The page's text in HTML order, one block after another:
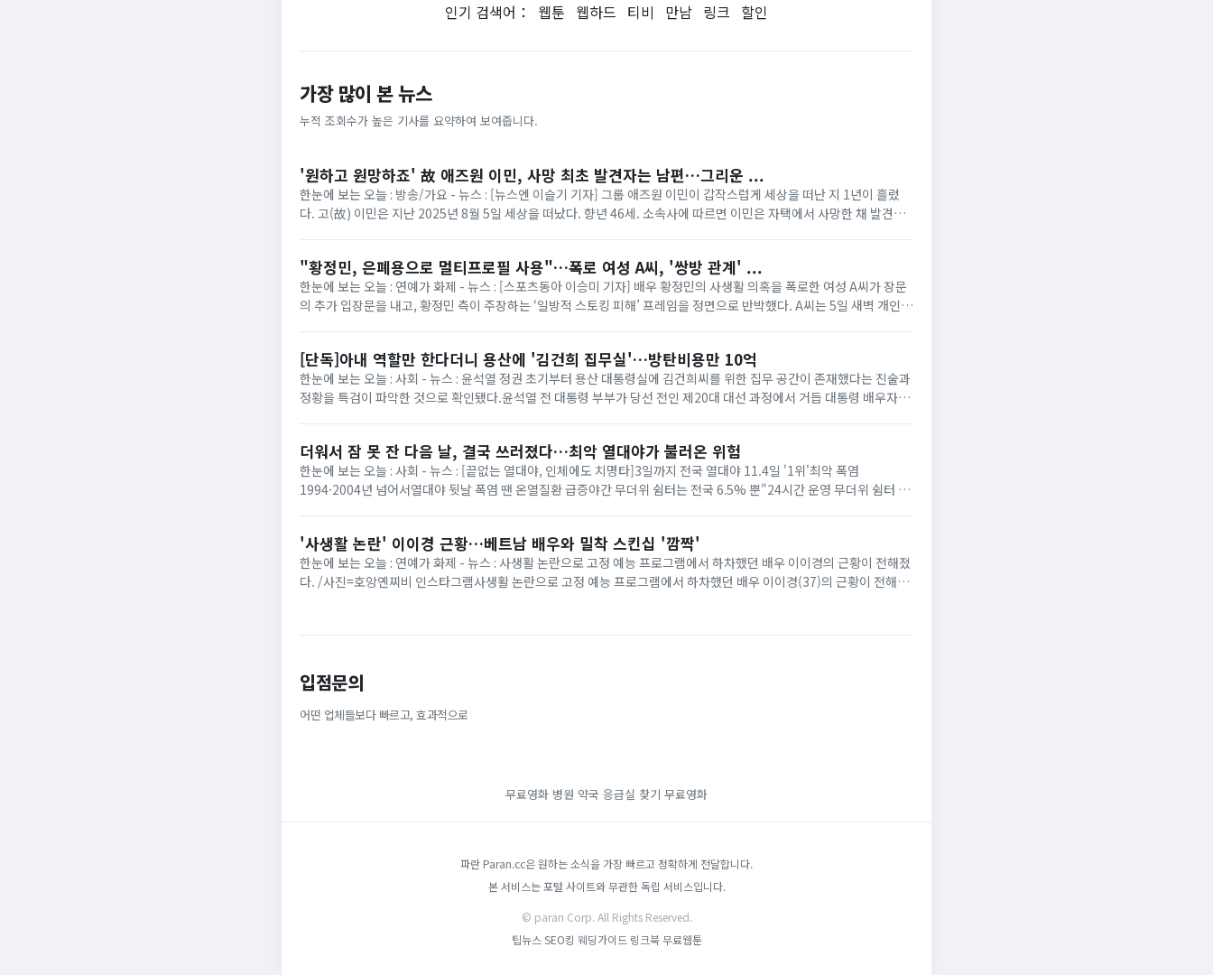
인기 검색어： 웹툰 웹하드 티비 만남 링크 할인
가장 많이 본 뉴스
누적 조회수가 높은 기사를 요약하여 보여줍니다.
'원하고 원망하죠' 故 애즈원 이민, 사망 최초 발견자는 남편…그리운 ...
한눈에 보는 오늘 : 방송/가요 - 뉴스 : [뉴스엔 이슬기 기자] 그룹 애즈원 이민이 갑작스럽게 세상을 떠난 지 1년이 흘렀
다. 고(故) 이민은 지난 2025년 8월 5일 세상을 떠났다. 향년 46세. 소속사에 따르면 이민은 자택에서 사망한 채 발견됐
"황정민, 은폐용으로 멀티프로필 사용"…폭로 여성 A씨, '쌍방 관계' ...
한눈에 보는 오늘 : 연예가 화제 - 뉴스 : [스포츠동아 이승미 기자] 배우 황정민의 사생활 의혹을 폭로한 여성 A씨가 장문
의 추가 입장문을 내고, 황정민 측이 주장하는 ‘일방적 스토킹 피해’ 프레임을 정면으로 반박했다. A씨는 5일 새벽 개인
[단독]아내 역할만 한다더니 용산에 '김건희 집무실'…방탄비용만 10억
한눈에 보는 오늘 : 사회 - 뉴스 : 윤석열 정권 초기부터 용산 대통령실에 김건희씨를 위한 집무 공간이 존재했다는 진술과
정황을 특검이 파악한 것으로 확인됐다.윤석열 전 대통령 부부가 당선 전인 제20대 대선 과정에서 거듭 대통령 배우자로
더워서 잠 못 잔 다음 날, 결국 쓰러졌다…최악 열대야가 불러온 위험
한눈에 보는 오늘 : 사회 - 뉴스 : [끝없는 열대야, 인체에도 치명타]3일까지 전국 열대야 11.4일 '1위'최악 폭염
1994·2004년 넘어서열대야 뒷날 폭염 땐 온열질환 급증야간 무더위 쉼터는 전국 6.5% 뿐"24시간 운영 무더위 쉼터 늘
'사생활 논란' 이이경 근황…베트남 배우와 밀착 스킨십 '깜짝'
한눈에 보는 오늘 : 연예가 화제 - 뉴스 : 사생활 논란으로 고정 예능 프로그램에서 하차했던 배우 이이경의 근황이 전해졌
다. /사진=호앙옌찌비 인스타그램사생활 논란으로 고정 예능 프로그램에서 하차했던 배우 이이경(37)의 근황이 전해졌
입점문의
어떤 업체들보다 빠르고, 효과적으로
무료영화 병원 약국 응급실 찾기 무료영화
파란 Paran.cc은 원하는 소식을 가장 빠르고 정확하게 전달합니다.
본 서비스는 포털 사이트와 무관한 독립 서비스입니다.
© paran Corp. All Rights Reserved.
팁뉴스 SEO킹 웨딩가이드 링크북 무료웹툰